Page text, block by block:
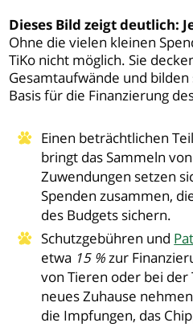
Dieses Bild zeigt deutlich:
Ohne die vielen kleinen
TiKo nicht möglich. Sie
Gesamtaufwände und
Basis für die Finanzierung
Einen beträchtlichen
bringt das Sammeln
Zuwendungen setzen
Spenden zusammen,
des Budgets sichern.
Schutzgebühren und
etwa 15 %zur
von Tieren oder bei
neues Zuhause
die Impfungen, das